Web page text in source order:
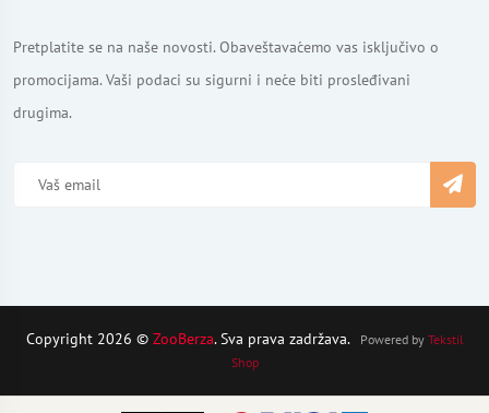
Pretplatite se na naše novosti. Obaveštavaćemo vas isključivo o
promocijama. Vaši podaci su sigurni i neće biti prosleđivani
drugima.
Copyright 2026 © ZooBerza. Sva prava zadržava. Powered by Tekstil
Shop